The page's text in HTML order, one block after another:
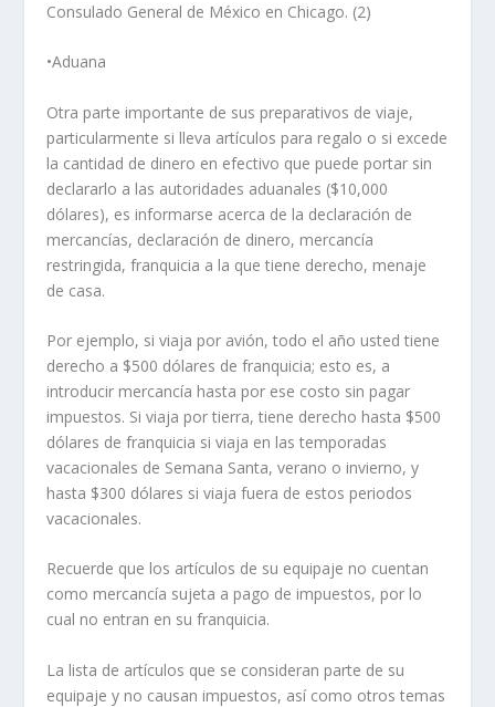
Consulado General de México en Chicago. (2)
•Aduana
Otra parte importante de sus preparativos de viaje,
particularmente si lleva artículos para regalo o si excede
la cantidad de dinero en efectivo que puede portar sin
declararlo a las autoridades aduanales ($10,000
dólares), es informarse acerca de la declaración de
mercancías, declaración de dinero, mercancía
restringida, franquicia a la que tiene derecho, menaje
de casa.
Por ejemplo, si viaja por avión, todo el año usted tiene
derecho a $500 dólares de franquicia; esto es, a
introducir mercancía hasta por ese costo sin pagar
impuestos. Si viaja por tierra, tiene derecho hasta $500
dólares de franquicia si viaja en las temporadas
vacacionales de Semana Santa, verano o invierno, y
hasta $300 dólares si viaja fuera de estos periodos
vacacionales.
Recuerde que los artículos de su equipaje no cuentan
como mercancía sujeta a pago de impuestos, por lo
cual no entran en su franquicia.
La lista de artículos que se consideran parte de su
equipaje y no causan impuestos, así como otros temas